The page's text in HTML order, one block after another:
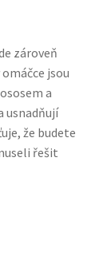
obilovin
zároveň
jsou
a
usnadňují
že budete
řešit